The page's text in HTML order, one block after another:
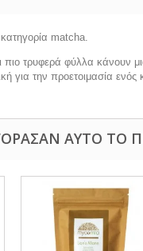
matcha.
πιο τρυφερά φύλλα κάνουν
για την προετοιμασία
ΑΥΤΌ ΤΟ